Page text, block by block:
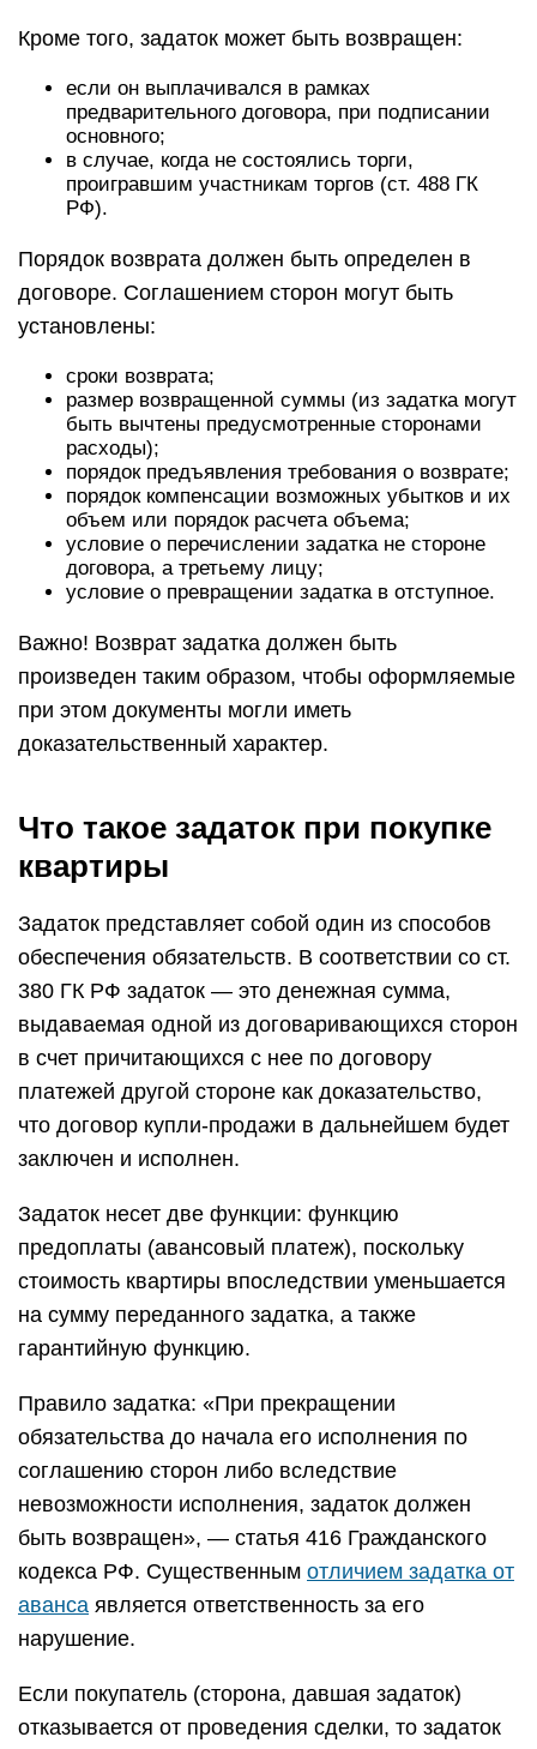
Кроме того, задаток может быть возвращен:
если он выплачивался в рамках
предварительного договора, при подписании
основного;
в случае, когда не состоялись торги,
проигравшим участникам торгов (ст. 488 ГК
РФ).
Порядок возврата должен быть определен в
договоре. Соглашением сторон могут быть
установлены:
сроки возврата;
размер возвращенной суммы (из задатка могут
быть вычтены предусмотренные сторонами
расходы);
порядок предъявления требования о возврате;
порядок компенсации возможных убытков и их
объем или порядок расчета объема;
условие о перечислении задатка не стороне
договора, а третьему лицу;
условие о превращении задатка в отступное.
Важно! Возврат задатка должен быть
произведен таким образом, чтобы оформляемые
при этом документы могли иметь
доказательственный характер.
Что такое задаток при покупке
квартиры
Задаток представляет собой один из способов
обеспечения обязательств. В соответствии со ст.
380 ГК РФ задаток — это денежная сумма,
выдаваемая одной из договаривающихся сторон
в счет причитающихся с нее по договору
платежей другой стороне как доказательство,
что договор купли-продажи в дальнейшем будет
заключен и исполнен.
Задаток несет две функции: функцию
предоплаты (авансовый платеж), поскольку
стоимость квартиры впоследствии уменьшается
на сумму переданного задатка, а также
гарантийную функцию.
Правило задатка: «При прекращении
обязательства до начала его исполнения по
соглашению сторон либо вследствие
невозможности исполнения, задаток должен
быть возвращен», — статья 416 Гражданского
кодекса РФ. Существенным отличием задатка от
аванса является ответственность за его
нарушение.
Если покупатель (сторона, давшая задаток)
отказывается от проведения сделки, то задаток